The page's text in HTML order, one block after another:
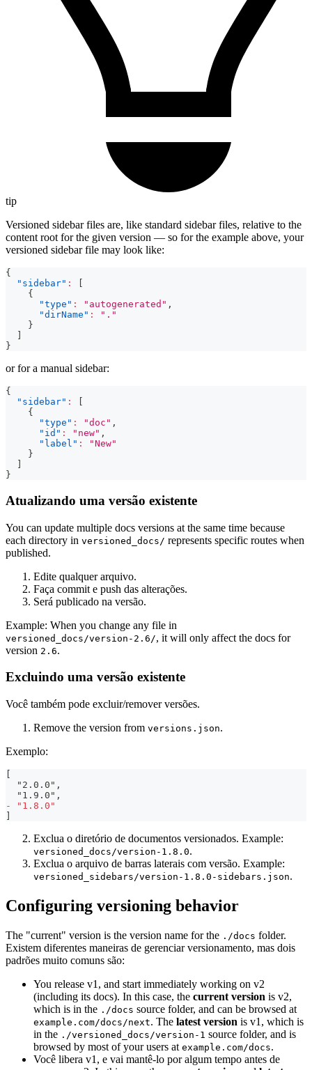
tip
Versioned sidebar files are, like standard sidebar files, relative to the
content root for the given version — so for the example above, your
versioned sidebar file may look like:
{
"sidebar" :
{
"type" : "autogenerated" ,
"dirName" :
"."
}
}
or for a manual sidebar:
{
"sidebar" :
{
"type" : "doc" ,
"id" : "new" ,
"label" :
"New"
}
}
Atualizando uma versão existente
You can update multiple docs versions at the same time because
each directory in versioned_docs/ represents specific routes when
published.
Edite qualquer arquivo.
Faça commit e push das alterações.
Será publicado na versão.
Example: When you change any file in
versioned_docs/version-2.6/, it will only affect the docs for
version 2.6.
Excluindo uma versão existente
Você também pode excluir/remover versões.
Remove the version from versions.json.
Exemplo:
"2.0.0",
"1.9.0",
-
"1.8.0"
Exclua o diretório de documentos versionados. Example:
versioned_docs/version-1.8.0.
Exclua o arquivo de barras laterais com versão. Example:
versioned_sidebars/version-1.8.0-sidebars.json.
Configuring versioning behavior
The "current" version is the version name for the ./docs folder.
Existem diferentes maneiras de gerenciar versionamento, mas dois
padrões muito comuns são:
You release v1, and start immediately working on v2
(including its docs). In this case, the current version is v2,
which is in the ./docs source folder, and can be browsed at
example.com/docs/next. The latest version is v1, which is
in the ./versioned_docs/version-1 source folder, and is
browsed by most of your users at example.com/docs.
Você libera v1, e vai mantê-lo por algum tempo antes de